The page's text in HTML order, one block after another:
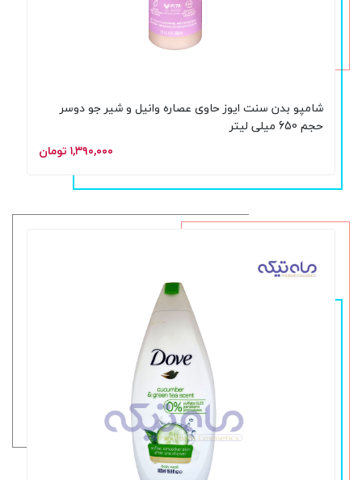
شامپو بدن سنت ایوز حاوی عصاره وانیل و شیر جو دوسر
حجم 650 میلی لیتر
۱,۳۹۰,۰۰۰ تومان